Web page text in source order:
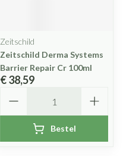
Zeitschild
Zeitschild Derma Systems
Barrier Repair Cr 100ml
€ 38,59
Bestel